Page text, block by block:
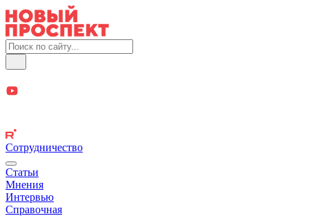
Сотрудничество
Статьи
Мнения
Интервью
Справочная